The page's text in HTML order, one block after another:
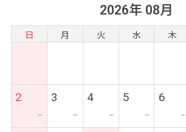
2026年 08月
日 月 火 水 木
2
ー
3
ー
4
ー
5
ー
6
ー